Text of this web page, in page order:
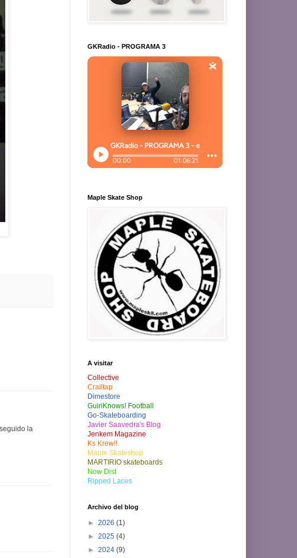
la
GKRadio - PROGRAMA 3
Maple Skate Shop
A visitar
Collective
Crailtap
Dimestore
GuiriKnows! Football
Go-Skateboarding
Javier Saavedra's Blog
Jenkem Magazine
Ks Krew!!
Maple Skateshop
MARTIRIO skateboards
Now Dist
Ripped Laces
Archivo del blog
► 2026 (1)
► 2025 (4)
► 2024 (9)